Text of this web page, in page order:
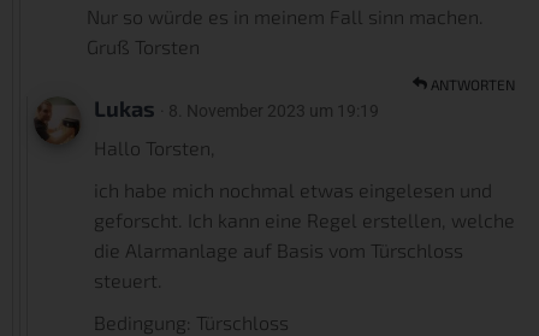
Nur so würde es in meinem Fall sinn machen.
Gruß Torsten
ANTWORTEN
Lukas · 8. November 2023 um 19:19
Hallo Torsten,
ich habe mich nochmal etwas eingelesen und
geforscht. Ich kann eine Regel erstellen, welche
die Alarmanlage auf Basis vom Türschloss
steuert.
Bedingung: Türschloss